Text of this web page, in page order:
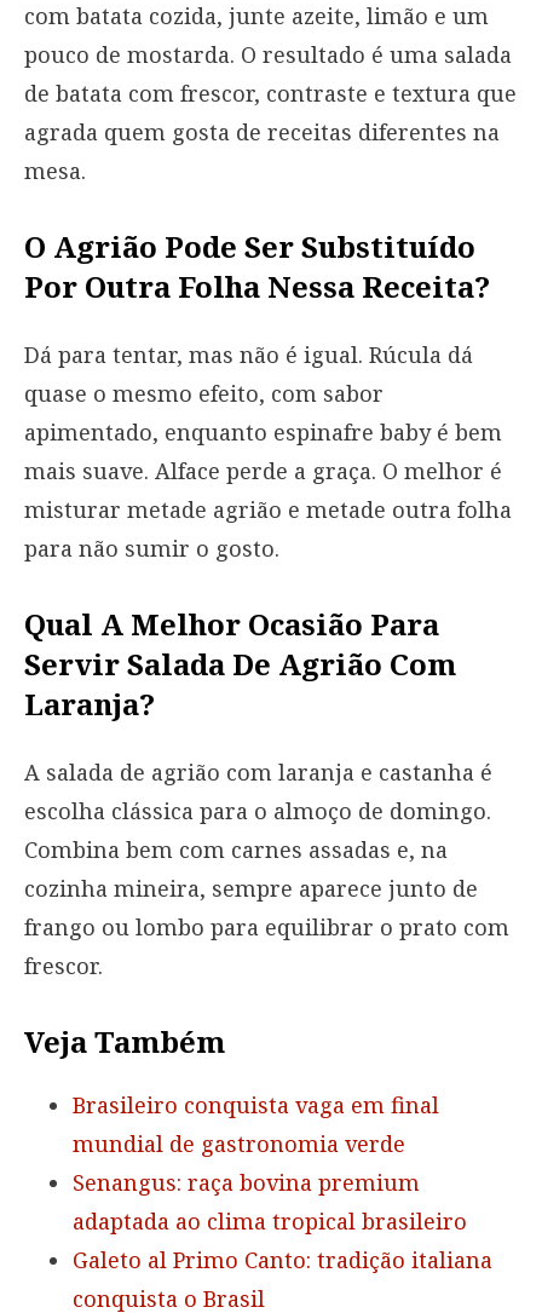
com batata cozida, junte azeite, limão e um
pouco de mostarda. O resultado é uma salada
de batata com frescor, contraste e textura que
agrada quem gosta de receitas diferentes na
mesa.
O Agrião Pode Ser Substituído
Por Outra Folha Nessa Receita?
Dá para tentar, mas não é igual. Rúcula dá
quase o mesmo efeito, com sabor
apimentado, enquanto espinafre baby é bem
mais suave. Alface perde a graça. O melhor é
misturar metade agrião e metade outra folha
para não sumir o gosto.
Qual A Melhor Ocasião Para
Servir Salada De Agrião Com
Laranja?
A salada de agrião com laranja e castanha é
escolha clássica para o almoço de domingo.
Combina bem com carnes assadas e, na
cozinha mineira, sempre aparece junto de
frango ou lombo para equilibrar o prato com
frescor.
Veja Também
Brasileiro conquista vaga em final
mundial de gastronomia verde
Senangus: raça bovina premium
adaptada ao clima tropical brasileiro
Galeto al Primo Canto: tradição italiana
conquista o Brasil